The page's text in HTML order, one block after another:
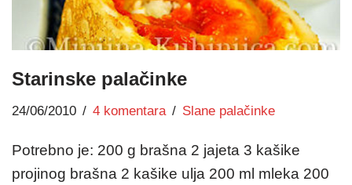
Starinske palačinke
24/06/2010 4 komentara Slane palačinke
Potrebno je: 200 g brašna 2 jajeta 3 kašike
projinog brašna 2 kašike ulja 200 ml mleka 200